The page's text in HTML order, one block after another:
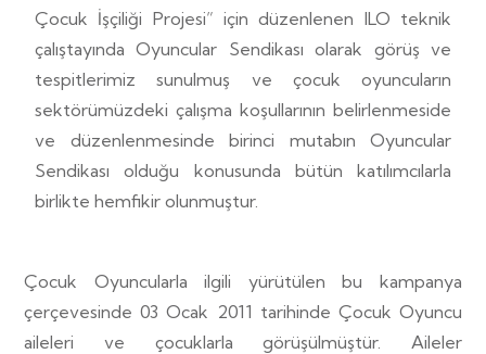
Çocuk İşçiliği Projesi” için düzenlenen ILO teknik
çalıştayında Oyuncular Sendikası olarak görüş ve
tespitlerimiz sunulmuş ve çocuk oyuncuların
sektörümüzdeki çalışma koşullarının belirlenmeside
ve düzenlenmesinde birinci mutabın Oyuncular
Sendikası olduğu konusunda bütün katılımcılarla
birlikte hemfikir olunmuştur.
Çocuk Oyuncularla ilgili yürütülen bu kampanya
çerçevesinde 03 Ocak 2011 tarihinde Çocuk Oyuncu
aileleri ve çocuklarla görüşülmüştür. Aileler